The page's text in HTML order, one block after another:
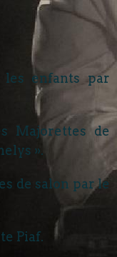
les enfants par
Majorettes de
».
de salon par le
Piaf.